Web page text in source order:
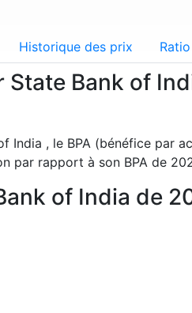
Historique des prix
Bank of
India , le BPA (bénéfice par
par rapport à son BPA de
of India de